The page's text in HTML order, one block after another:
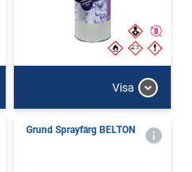
Visa
Grund Sprayfärg BELTON